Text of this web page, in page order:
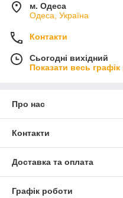
м. Одеса
Одеса, Україна
Контакти
Сьогодні вихідний
Показати весь
Про нас
Контакти
Доставка та оплата
Графік роботи